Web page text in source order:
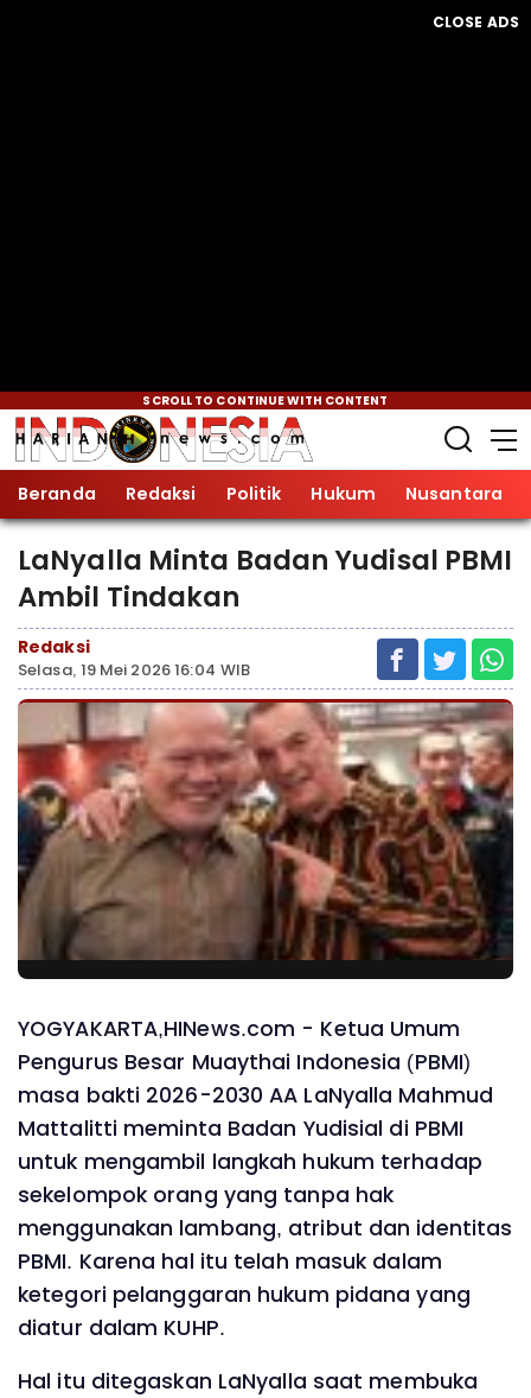
CLOSE ADS
SCROLL TO CONTINUE WITH CONTENT
Beranda Redaksi Politik Hukum Nusantara
LaNyalla Minta Badan Yudisal PBMI
Ambil Tindakan
Redaksi
Selasa, 19 Mei 2026 16:04 WIB
YOGYAKARTA,HINews.com - Ketua Umum
Pengurus Besar Muaythai Indonesia (PBMI)
masa bakti 2026-2030 AA LaNyalla Mahmud
Mattalitti meminta Badan Yudisial di PBMI
untuk mengambil langkah hukum terhadap
sekelompok orang yang tanpa hak
menggunakan lambang, atribut dan identitas
PBMI. Karena hal itu telah masuk dalam
ketegori pelanggaran hukum pidana yang
diatur dalam KUHP.
Hal itu ditegaskan LaNyalla saat membuka